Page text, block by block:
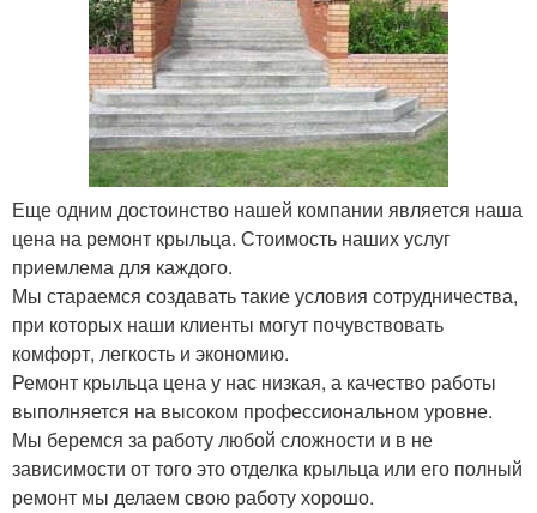
Еще одним достоинство нашей компании является наша
цена на ремонт крыльца. Стоимость наших услуг
приемлема для каждого.
Мы стараемся создавать такие условия сотрудничества,
при которых наши клиенты могут почувствовать
комфорт, легкость и экономию.
Ремонт крыльца цена у нас низкая, а качество работы
выполняется на высоком профессиональном уровне.
Мы беремся за работу любой сложности и в не
зависимости от того это отделка крыльца или его полный
ремонт мы делаем свою работу хорошо.